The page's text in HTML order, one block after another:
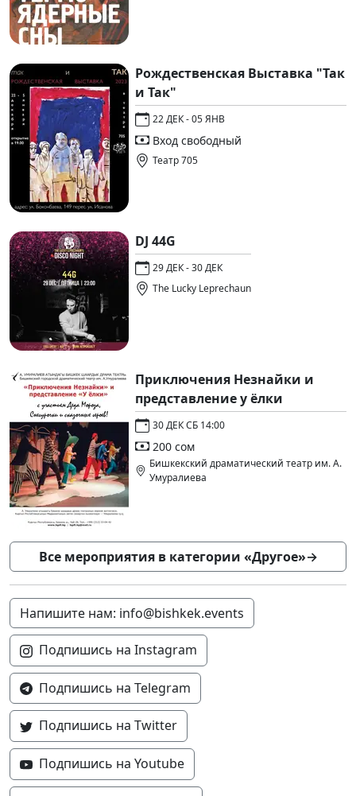
Рождественская Выставка "Так
и Так"
22 ДЕК - 05 ЯНВ
Вход свободный
Театр 705
DJ 44G
29 ДЕК - 30 ДЕК
The Lucky Leprechaun
Приключения Незнайки и
представление у ёлки
30 ДЕК СБ 14:00
200 сом
Бишкекский драматический театр им. А.
Умуралиева
Все мероприятия в категории «Другое»→
Напишите нам: info@bishkek.events
Подпишись на Instagram
Подпишись на Telegram
Подпишись на Twitter
Подпишись на Youtube